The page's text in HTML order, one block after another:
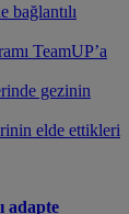
bağlantılı
TeamUP’a
gezinin
elde ettikleri
adapte